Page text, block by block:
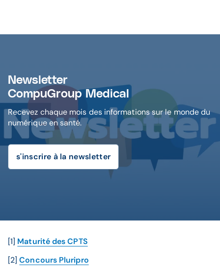
Newsletter
CompuGroup Medical
Recevez chaque mois des informations sur le monde du
numérique en santé.
s'inscrire à la newsletter
[1] Maturité des CPTS
[2]Concours Pluripro